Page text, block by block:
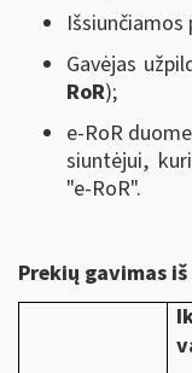
Išsiunčiamos
Gavėjas
RoR);
e-RoR
siuntėjui,
"e-RoR".
Prekių gavimas